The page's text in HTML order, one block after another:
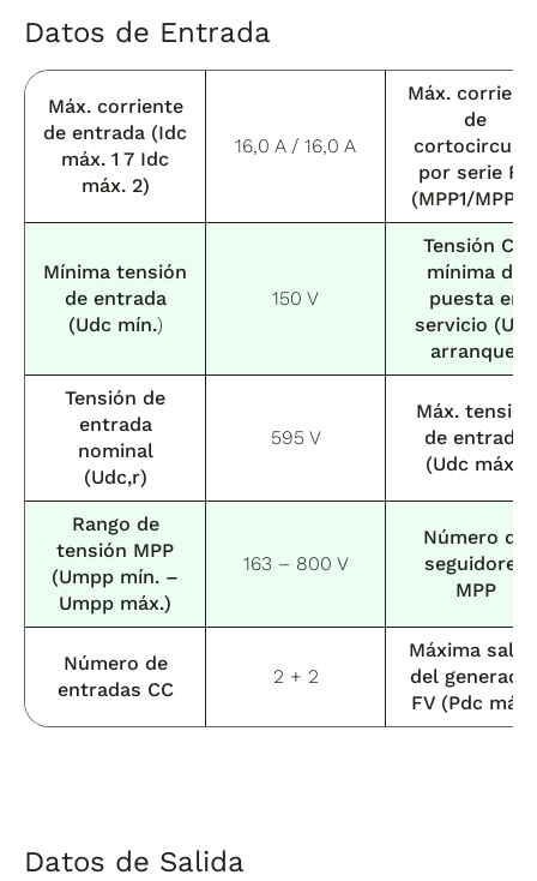
Datos de Entrada
Máx. corriente
de entrada (Idc
máx. 1 7 Idc
máx. 2)
16,0 A / 16,0 A
Máx.
de
cortocircuito
por serie FV
(MPP1/
Mínima tensión
de entrada
(Udc mín.)
150 V
Tensión CC
mínima de
puesta en
servicio (Udc
arranque)
Tensión de
entrada
nominal
(Udc,r)
595 V
Máx. tensión
de entrada
(Udc máx.)
Rango de
tensión MPP
(Umpp mín. –
Umpp máx.)
163 – 800 V
Número de
seguidores
MPP
Número de
entradas CC
2 + 2
Máxima
del
FV (Pdc
Datos de Salida